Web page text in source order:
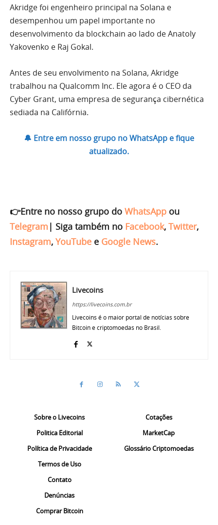
Akridge foi engenheiro principal na Solana e
desempenhou um papel importante no
desenvolvimento da blockchain ao lado de Anatoly
Yakovenko e Raj Gokal.
Antes de seu envolvimento na Solana, Akridge
trabalhou na Qualcomm Inc. Ele agora é o CEO da
Cyber ​​Grant, uma empresa de segurança cibernética
sediada na Califórnia.
🔔 Entre em nosso grupo no WhatsApp e fique
atualizado.
👉Entre no nosso grupo do WhatsApp ou
Telegram | Siga também no Facebook, Twitter,
Instagram, YouTube e Google News.
Livecoins
https://livecoins.com.br
Livecoins é o maior portal de notícias sobre
Bitcoin e criptomoedas no Brasil.
Sobre o Livecoins
Politica Editorial
Política de Privacidade
Termos de Uso
Contato
Denúncias
Comprar Bitcoin
Cotações
MarketCap
Glossário Criptomoedas